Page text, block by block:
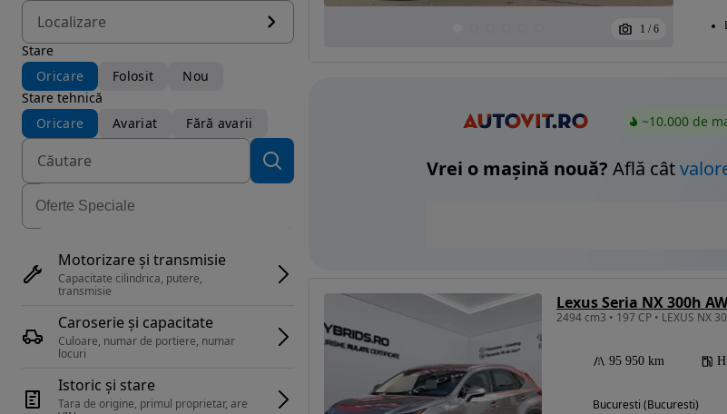
Localizare
Stare
Oricare
Folosit
Nou
Stare tehnică
Oricare
Avariat Fără avarii
Motorizare și transmisie
Capacitate cilindrica, putere,
transmisie
Caroserie și capacitate
Culoare, numar de portiere, numar
locuri
Istoric și stare
Tara de origine, primul proprietar, are
1 / 6
~10.000 de
Vrei o mașină nouă? Află cât
Lexus Seria NX 300h
95 950 km
Bucuresti (Bucuresti)